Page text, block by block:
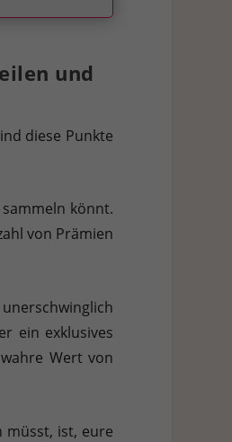
und
diese Punkte
könnt.
von Prämien
ein exklusives
Wert von
müsst, ist, eure